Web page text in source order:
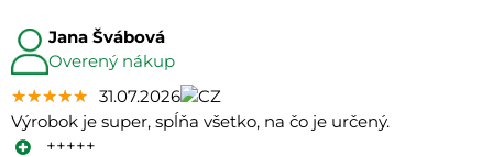
Jana Švábová
Overený nákup
★★★★★
★★★★★
★★★★★ 31.07.2026
Výrobok je super, spĺňa všetko, na čo je určený.
+++++